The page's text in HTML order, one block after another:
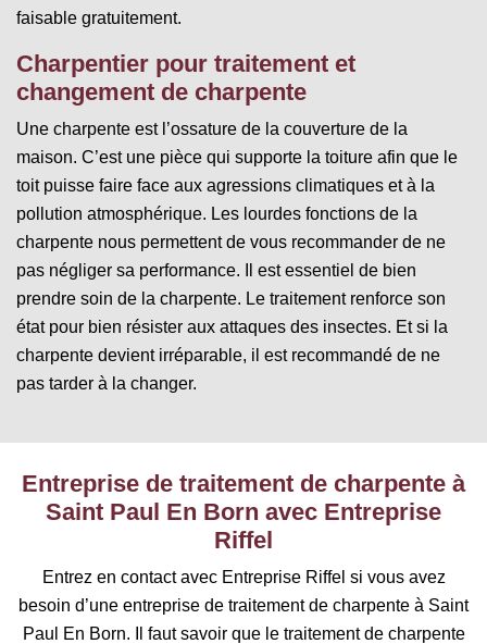
faisable gratuitement.
Charpentier pour traitement et
changement de charpente
Une charpente est l’ossature de la couverture de la
maison. C’est une pièce qui supporte la toiture afin que le
toit puisse faire face aux agressions climatiques et à la
pollution atmosphérique. Les lourdes fonctions de la
charpente nous permettent de vous recommander de ne
pas négliger sa performance. Il est essentiel de bien
prendre soin de la charpente. Le traitement renforce son
état pour bien résister aux attaques des insectes. Et si la
charpente devient irréparable, il est recommandé de ne
pas tarder à la changer.
Entreprise de traitement de charpente à
Saint Paul En Born avec Entreprise
Riffel
Entrez en contact avec Entreprise Riffel si vous avez
besoin d’une entreprise de traitement de charpente à Saint
Paul En Born. Il faut savoir que le traitement de charpente